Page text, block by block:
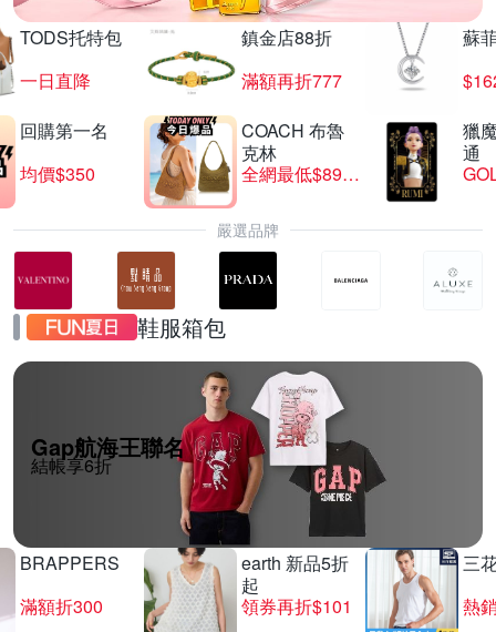
TODS托特包
一日直降
鎮金店88折
滿額再折777
蘇
回購第一名
均價$350
COACH 布魯
克林
全網最低$8999
獵
通
嚴選品牌
鞋服箱包
Gap航海王聯名
結帳享6折
BRAPPERS
滿額折300
earth 新品5折
起
領券再折$101
三
熱